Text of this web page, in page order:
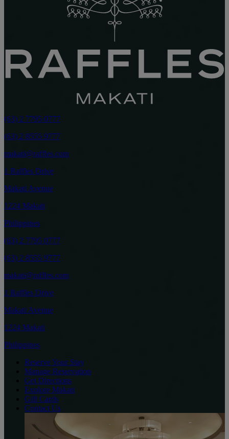
(63) 2 7795 0777
(63) 2 8555 9777
makati@raffles.com
1 Raffles Drive
Makati Avenue
1224 Makati
Philippines
(63) 2 7795 0777
(63) 2 8555 9777
makati@raffles.com
1 Raffles Drive
Makati Avenue
1224 Makati
Philippines
Reserve Your Stay
Manage Reservation
Get Directions
Explore Makati
Gift Cards
Contact Us